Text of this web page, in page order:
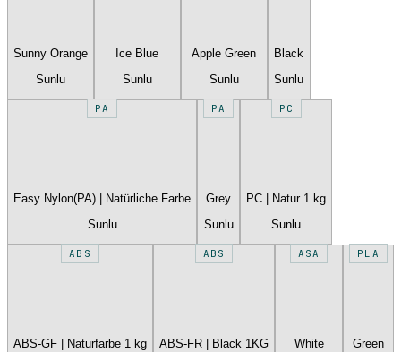
Sunny Orange
Sunlu
Ice Blue
Sunlu
Apple Green
Sunlu
Black
Sunlu
PA
Easy Nylon(PA) | Natürliche Farbe
Sunlu
PA
Grey
Sunlu
PC
PC | Natur 1 kg
Sunlu
ABS
ABS-GF | Naturfarbe 1 kg
ABS
ABS-FR | Black 1KG
ASA
White
PLA
Green